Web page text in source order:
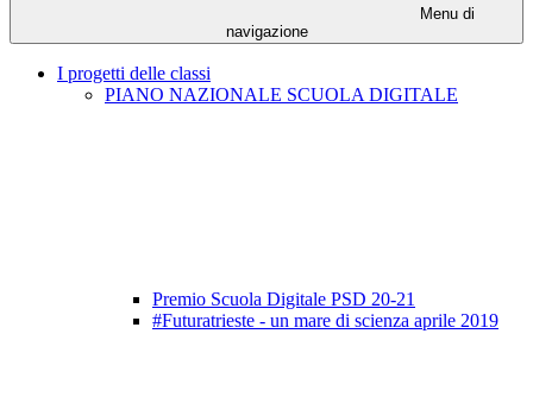
Menu di
navigazione
I progetti delle classi
PIANO NAZIONALE SCUOLA DIGITALE
Premio Scuola Digitale PSD 20-21
#Futuratrieste - un mare di scienza aprile 2019